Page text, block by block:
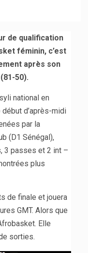
de qualification
féminin, c’est
après son
50).
national en
d’après-midi
par la
(D1 Sénégal),
3 passes et 2 int –
plus
de finale et jouera
GMT. Alors que
Elle
sorties.